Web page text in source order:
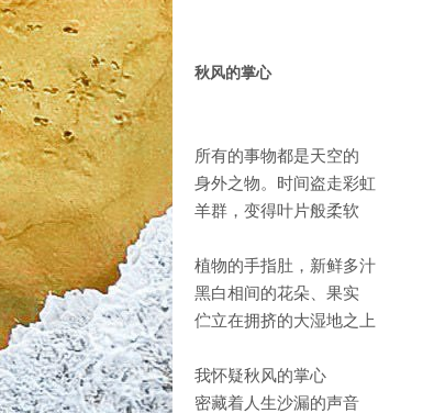
秋风的掌心
所有的事物都是天空的
身外之物。时间盗走彩虹
羊群，变得叶片般柔软
植物的手指肚，新鲜多汁
黑白相间的花朵、果实
伫立在拥挤的大湿地之上
我怀疑秋风的掌心
密藏着人生沙漏的声音